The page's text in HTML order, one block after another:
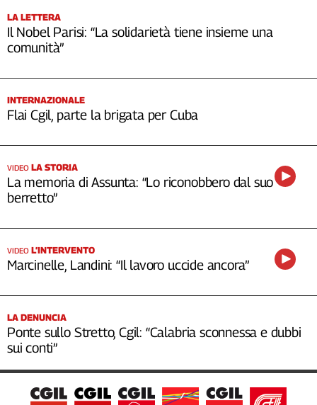
LA LETTERA
Il Nobel Parisi: “La solidarietà tiene insieme una
comunità”
INTERNAZIONALE
Flai Cgil, parte la brigata per Cuba
VIDEO LA STORIA
La memoria di Assunta: “Lo riconobbero dal suo
berretto”
VIDEO L’INTERVENTO
Marcinelle, Landini: “Il lavoro uccide ancora”
LA DENUNCIA
Ponte sullo Stretto, Cgil: “Calabria sconnessa e dubbi
sui conti”